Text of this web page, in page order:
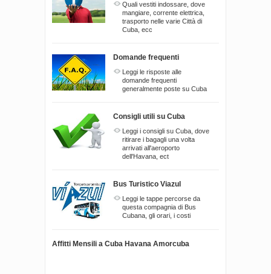
Quali vestiti indossare, dove
mangiare, corrente elettrica,
trasporto nelle varie Città di
Cuba, ecc
Domande frequenti
Leggi le risposte alle
domande frequenti
generalmente poste su Cuba
Consigli utili su Cuba
Leggi i consigli su Cuba, dove
ritirare i bagagli una volta
arrivati all'aeroporto
dell'Havana, ect
Bus Turistico Viazul
Leggi le tappe percorse da
questa compagnia di Bus
Cubana, gli orari, i costi
Affitti Mensili a Cuba Havana Amorcuba